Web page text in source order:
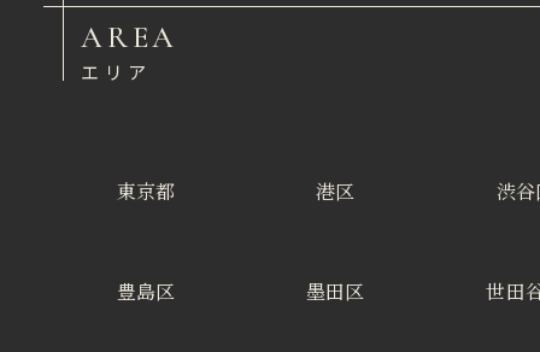
AREA
エリア
東京都 港区 渋
豊島区 墨田区 世田